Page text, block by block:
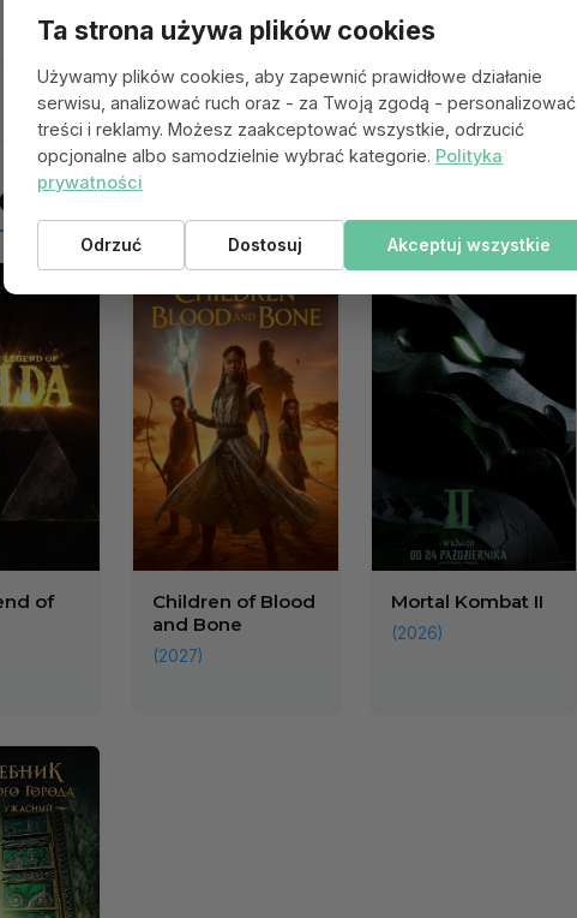
się spodobać
of
Children of Blood
and Bone
(2027)
Mortal Kombat II
(2026)
Ta strona używa plików cookies
Używamy plików cookies, aby zapewnić prawidłowe działanie
serwisu, analizować ruch oraz - za Twoją zgodą - personalizować
treści i reklamy. Możesz zaakceptować wszystkie, odrzucić
opcjonalne albo samodzielnie wybrać kategorie. Polityka
prywatności
Odrzuć Dostosuj Akceptuj wszystkie